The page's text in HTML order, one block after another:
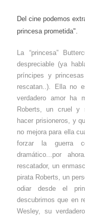
Del cine podemos
princesa prometida".
La “princesa”
despreciable (ya
príncipes y
rescatan..). Ella no
verdadero amor ha
Roberts, un cruel y
hacer prisioneros, y
no mejora para ella
forzar la guerra
dramático...por
rescatador, un
pirata Roberts, un
odiar desde el
descubrimos que en
Wesley, su